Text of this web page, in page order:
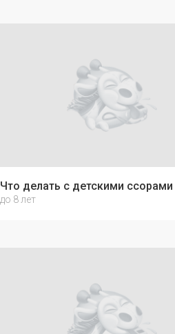
Что делать с детскими ссорами
до 8 лет